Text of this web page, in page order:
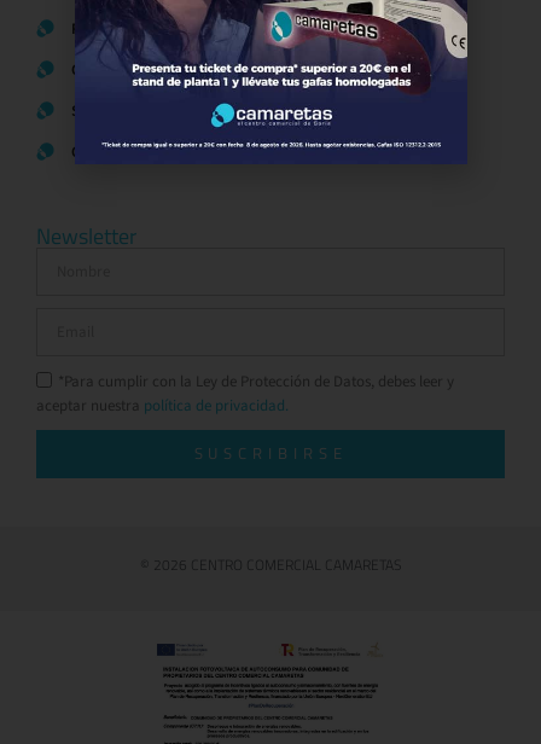
Regalos y Complementos
Ocio y Restauración
Servicios
Otros comparativos
Newsletter
*Para cumplir con la Ley de Protección de Datos, debes leer y
aceptar nuestra política de privacidad.
SUSCRIBIRSE
© 2026 CENTRO COMERCIAL CAMARETAS